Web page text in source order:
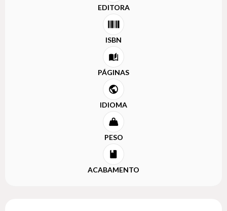
EDITORA
ISBN
PÁGINAS
IDIOMA
PESO
ACABAMENTO